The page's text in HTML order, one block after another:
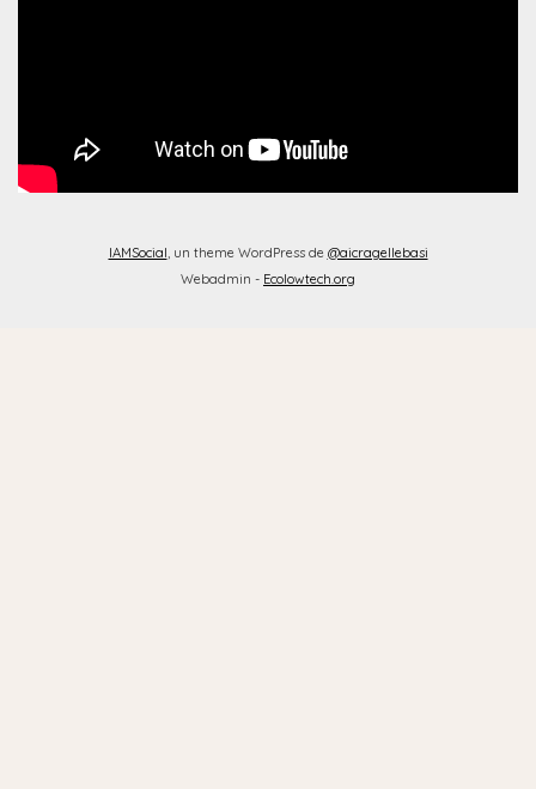
IAMSocial, un theme WordPress de @aicragellebasi
Webadmin - Ecolowtech.org